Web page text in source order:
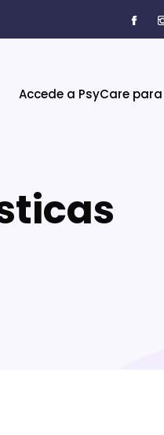
Accede a PsyCare